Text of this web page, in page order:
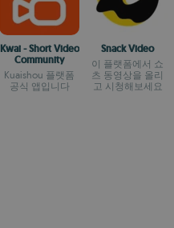
Kwai - Short Video
Community
Kuaishou 플랫폼
공식 앱입니다
Snack Video
이 플랫폼에서 쇼
츠 동영상을 올리
고 시청해보세요